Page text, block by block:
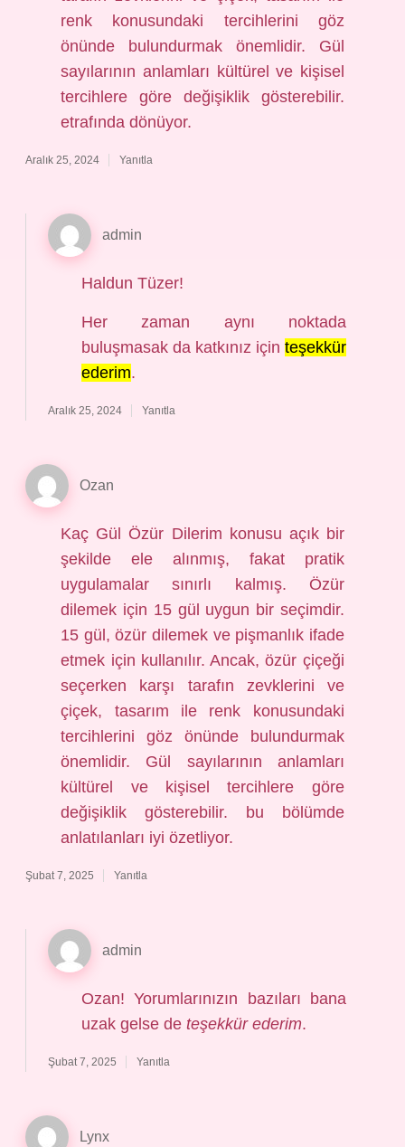
renk konusundaki tercihlerini göz
önünde bulundurmak önemlidir. Gül
sayılarının anlamları kültürel ve kişisel
tercihlere göre değişiklik gösterebilir.
etrafında dönüyor.
Aralık 25, 2024 Yanıtla
admin
Haldun Tüzer!
Her zaman aynı noktada
buluşmasak da katkınız içinteşekkür
ederim.
Aralık 25, 2024 Yanıtla
Ozan
Kaç Gül Özür Dilerim konusu açık bir
şekilde ele alınmış, fakat pratik
uygulamalar sınırlı kalmış. Özür
dilemek için 15 gül uygun bir seçimdir.
15 gül, özür dilemek ve pişmanlık ifade
etmek için kullanılır. Ancak, özür çiçeği
seçerken karşı tarafın zevklerini ve
çiçek, tasarım ile renk konusundaki
tercihlerini göz önünde bulundurmak
önemlidir. Gül sayılarının anlamları
kültürel ve kişisel tercihlere göre
değişiklik gösterebilir. bu bölümde
anlatılanları iyi özetliyor.
Şubat 7, 2025 Yanıtla
admin
Ozan! Yorumlarınızın bazıları bana
uzak gelse de teşekkür ederim.
Şubat 7, 2025 Yanıtla
Lynx